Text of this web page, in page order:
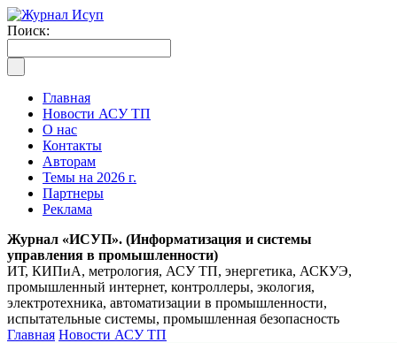
Поиск:
Главная
Новости АСУ ТП
О нас
Контакты
Авторам
Темы на 2026 г.
Партнеры
Реклама
Журнал «ИСУП». (Информатизация и системы
управления в промышленности)
ИТ, КИПиА, метрология, АСУ ТП, энергетика, АСКУЭ,
промышленный интернет, контроллеры, экология,
электротехника, автоматизации в промышленности,
испытательные системы, промышленная безопасность
Главная Новости АСУ ТП